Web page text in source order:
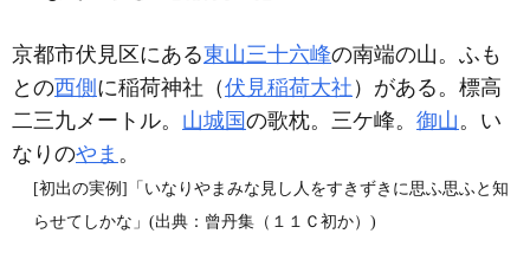
京都市伏見区にある東山三十六峰の南端の山。ふも
との西側 に稲荷神社（伏見稲荷大社 ）がある。標高
二三九メートル。 山城国の歌枕。三ケ峰。 御山。い
なりのやま 。
[初出の実例]「いなりやまみな見し人をすきずきに思ふ思ふと知
らせてしかな」(出典：曾丹集（１１Ｃ初か）)